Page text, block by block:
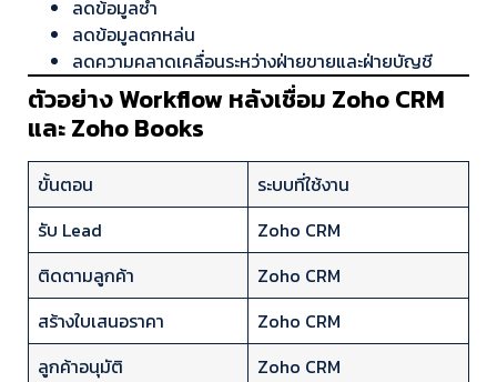
ลดข้อมูลซ้ำ
ลดข้อมูลตกหล่น
ลดความคลาดเคลื่อนระหว่างฝ่ายขายและฝ่ายบัญชี
ตัวอย่าง Workflow หลังเชื่อม Zoho CRM
และ Zoho Books
ขั้นตอน
ระบบที่ใช้งาน
รับ Lead
Zoho CRM
ติดตามลูกค้า
Zoho CRM
สร้างใบเสนอราคา
Zoho CRM
ลูกค้าอนุมัติ
Zoho CRM